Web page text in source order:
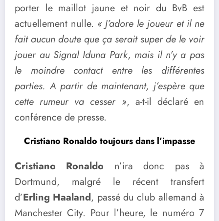
porter le maillot jaune et noir du BvB est
actuellement nulle. « J’adore le joueur et il ne
fait aucun doute que ça serait super de le voir
jouer au Signal Iduna Park, mais il n’y a pas
le moindre contact entre les différentes
parties. A partir de maintenant, j’espère que
cette rumeur va cesser », a-t-il déclaré en
conférence de presse.
Cristiano Ronaldo toujours dans l’impasse
Cristiano Ronaldo n’ira donc pas à
Dortmund, malgré le récent transfert
d’Erling Haaland, passé du club allemand à
Manchester City. Pour l’heure, le numéro 7